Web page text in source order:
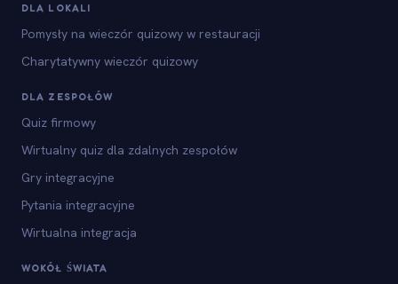
DLA LOKALI
Pomysły na wieczór quizowy w restauracji
Charytatywny wieczór quizowy
DLA ZESPOŁÓW
Quiz firmowy
Wirtualny quiz dla zdalnych zespołów
Gry integracyjne
Pytania integracyjne
Wirtualna integracja
WOKÓŁ ŚWIATA